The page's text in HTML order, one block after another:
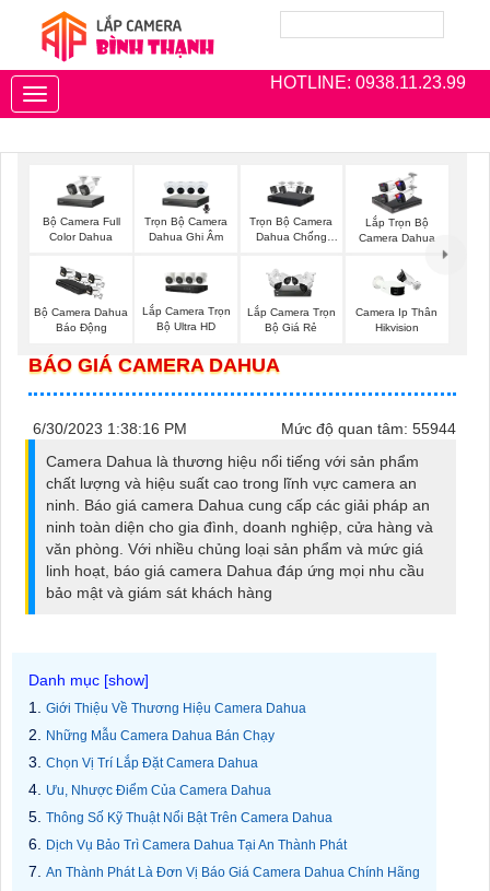
HOTLINE: 0938.11.23.99
Toggle
navigation
Bộ Camera Full
Color Dahua
Trọn Bộ Camera
Dahua Ghi Âm
Trọn Bộ Camera
Dahua Chống
Lắp Trọn Bộ
Camera Dahua
Bộ Camera Dahua
Báo Động
Lắp Camera Trọn
Bộ Ultra HD
Lắp Camera Trọn
Bộ Giá Rẻ
Camera Ip Thân
Hikvision
BÁO GIÁ CAMERA DAHUA
6/30/2023 1:38:16 PM
Mức độ quan tâm: 55944
Camera Dahua là thương hiệu nổi tiếng với sản phẩm
chất lượng và hiệu suất cao trong lĩnh vực camera an
ninh. Báo giá camera Dahua cung cấp các giải pháp an
ninh toàn diện cho gia đình, doanh nghiệp, cửa hàng và
văn phòng. Với nhiều chủng loại sản phẩm và mức giá
linh hoạt, báo giá camera Dahua đáp ứng mọi nhu cầu
bảo mật và giám sát khách hàng
Giới Thiệu Về Thương Hiệu Camera Dahua
Những Mẫu Camera Dahua Bán Chạy
Chọn Vị Trí Lắp Đặt Camera Dahua
Ưu, Nhược Điểm Của Camera Dahua
Thông Số Kỹ Thuật Nổi Bật Trên Camera Dahua
Dịch Vụ Bảo Trì Camera Dahua Tại An Thành Phát
An Thành Phát Là Đơn Vị Báo Giá Camera Dahua Chính Hãng